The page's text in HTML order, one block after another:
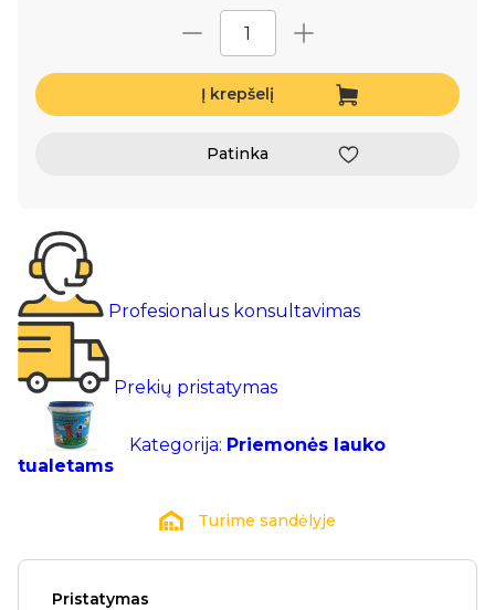
Į krepšelį
Patinka
Profesionalus konsultavimas
Prekių pristatymas
Kategorija: Priemonės lauko
tualetams
Turime sandėlyje
Pristatymas